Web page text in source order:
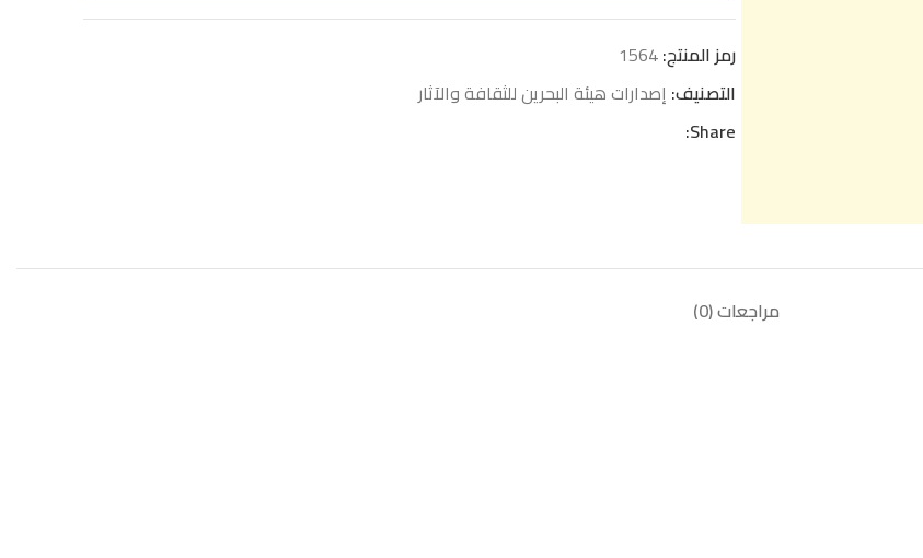
رمز المنتج:1564
التصنيف: إصدارات هيئة البحرين للثقافة والآثار
Share:
مراجعات (0)